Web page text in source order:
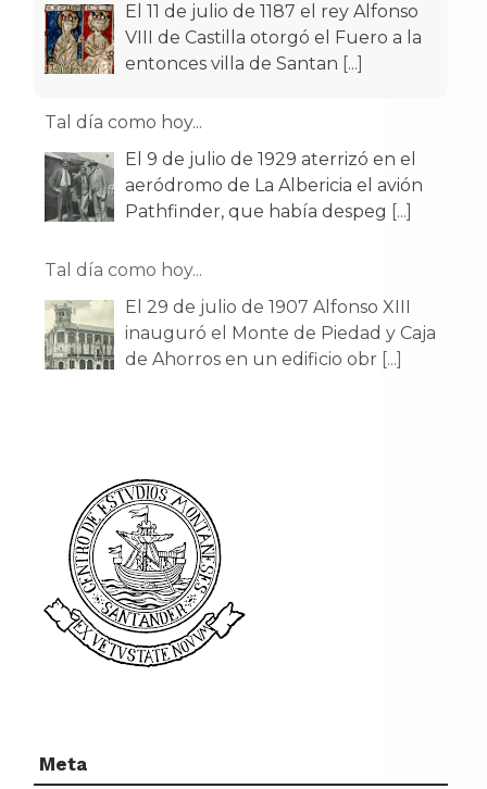
El 11 de julio de 1187 el rey Alfonso
VIII de Castilla otorgó el Fuero a la
entonces villa de Santan [...]
Tal día como hoy...
El 9 de julio de 1929 aterrizó en el
aeródromo de La Albericia el avión
Pathfinder, que había despeg [...]
Tal día como hoy...
El 29 de julio de 1907 Alfonso XIII
inauguró el Monte de Piedad y Caja
de Ahorros en un edificio obr [...]
Meta